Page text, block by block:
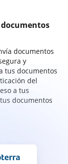
documentos
y
tus documentos
del
a tus
documentos